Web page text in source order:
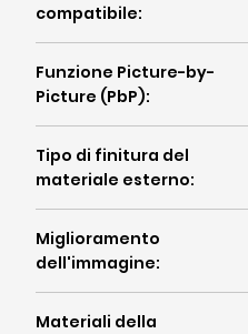
compatibile:
Funzione Picture-by-
Picture (PbP):
Tipo di finitura del
materiale esterno:
Miglioramento
dell'immagine:
Materiali della